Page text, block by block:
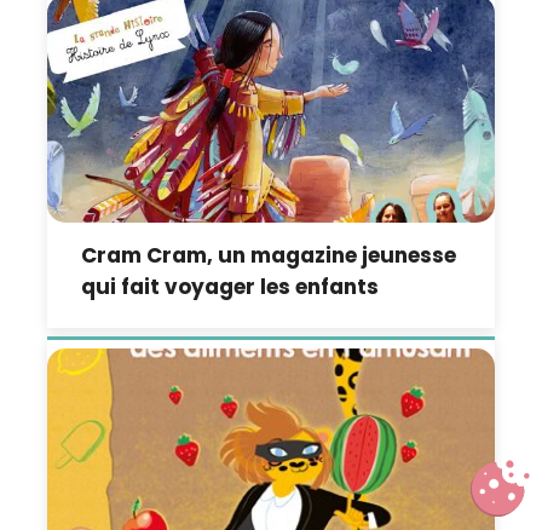
Cram Cram, un magazine jeunesse
qui fait voyager les enfants